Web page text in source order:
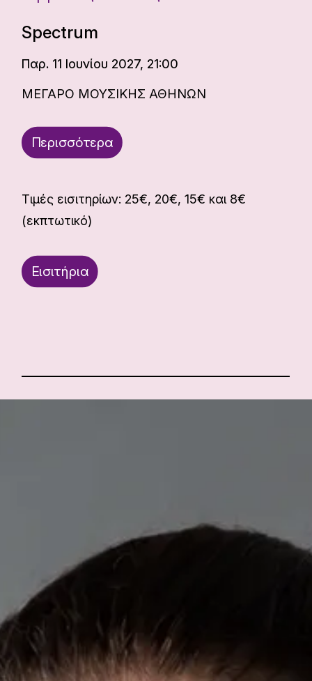
Spectrum
Παρ. 11 Ιουνίου 2027, 21:00
ΜΕΓΑΡΟ ΜΟΥΣΙΚΗΣ ΑΘΗΝΩΝ
Περισσότερα
Τιμές εισιτηρίων: 25€, 20€, 15€ και 8€
(εκπτωτικό)
Εισιτήρια